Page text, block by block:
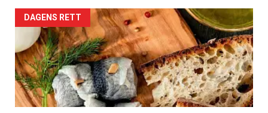
rett
2Artikler
detail
-
section
DAGENS RETT